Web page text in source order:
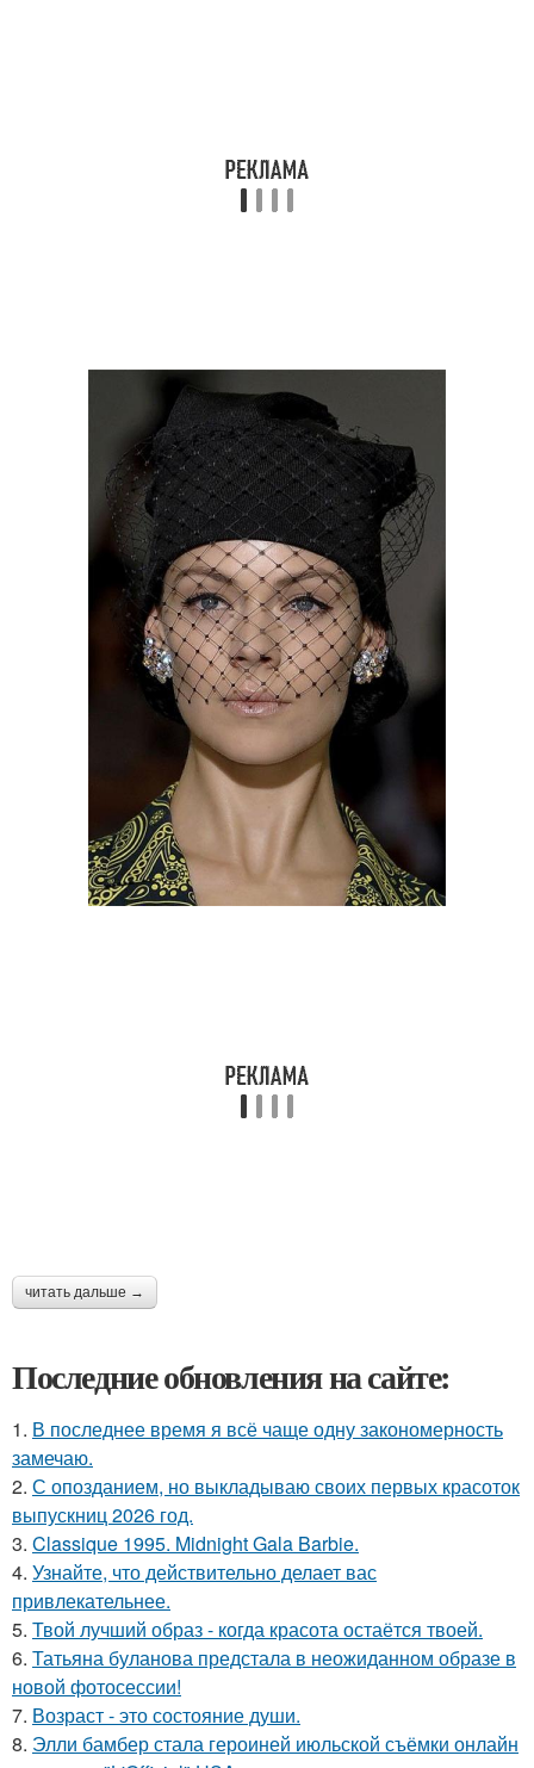
читать дальше →
Последние обновления на сайте:
1. В последнее время я всё чаще одну закономерность
замечаю.
2. С опозданием, но выкладываю своих первых красоток
выпускниц 2026 год.
3. Classique 1995. Midnight Gala Barbie.
4. Узнайте, что действительно делает вас
привлекательнее.
5. Твой лучший образ - когда красота остаётся твоей.
6. Татьяна буланова предстала в неожиданном образе в
новой фотосессии!
7. Возраст - это состояние души.
8. Элли бамбер стала героиней июльской съёмки онлайн